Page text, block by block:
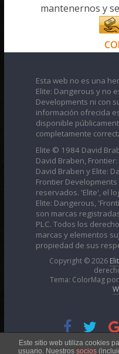
mantenernos y
Esta web no es una
Elite: Dangerous y no
Developments ni con
información ofrecida
disponible
completamente
Elite © 1984 David
David Braben,
David Braben y Elite:
Frontier
reservados. 'Elite', el
Elite: Dangerous,
son marcas
PLC. Todos los
marcas y elementos
propiedad de sus
Copyright © 2026
Tema: ColorMag por
Esta obra
Este sitio web utiliza cookies
usuario. Nuestros socios